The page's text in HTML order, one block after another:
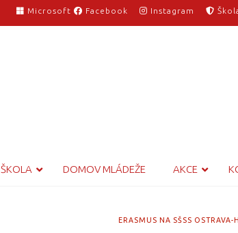
Microsoft Facebook Instagram
ŠKOLA DOMOV MLÁDEŽE AKCE
ERASMUS NA SŠSS